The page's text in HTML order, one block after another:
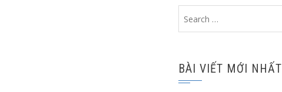
BÀI VIẾT MỚI NHẤT